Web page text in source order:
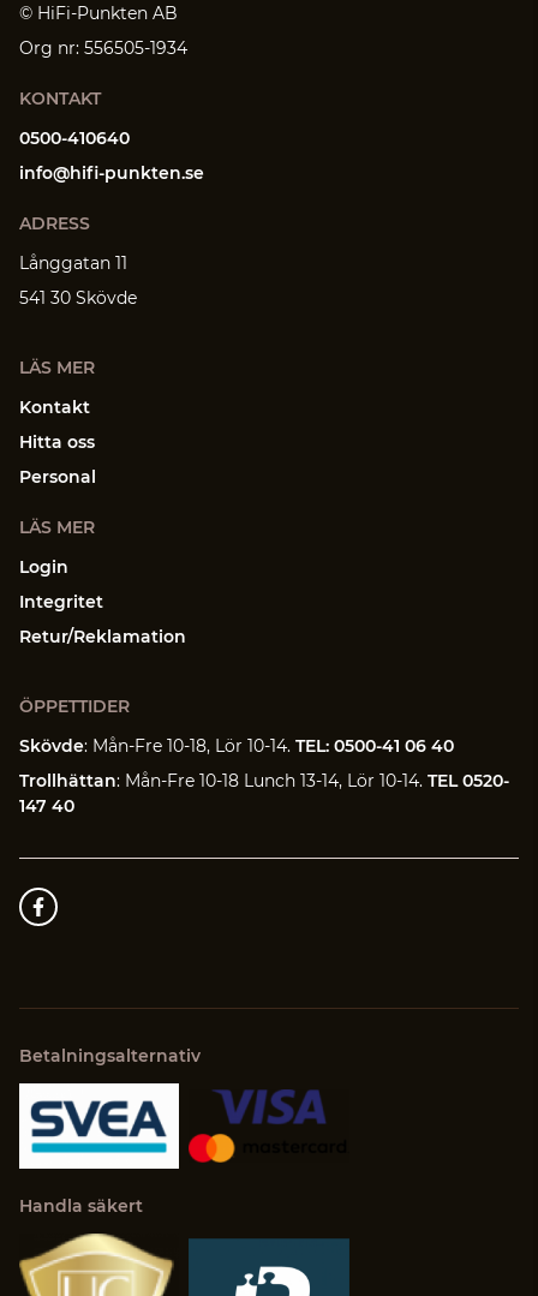
© HiFi-Punkten AB
Org nr: 556505-1934
KONTAKT
0500-410640
info@hifi-punkten.se
ADRESS
Långgatan 11
541 30 Skövde
LÄS MER
Kontakt
Hitta oss
Personal
LÄS MER
Login
Integritet
Retur/Reklamation
ÖPPETTIDER
Skövde: Mån-Fre 10-18, Lör 10-14. TEL: 0500-41 06 40
Trollhättan: Mån-Fre 10-18 Lunch 13-14, Lör 10-14. TEL 0520-
147 40
Betalningsalternativ
Handla säkert